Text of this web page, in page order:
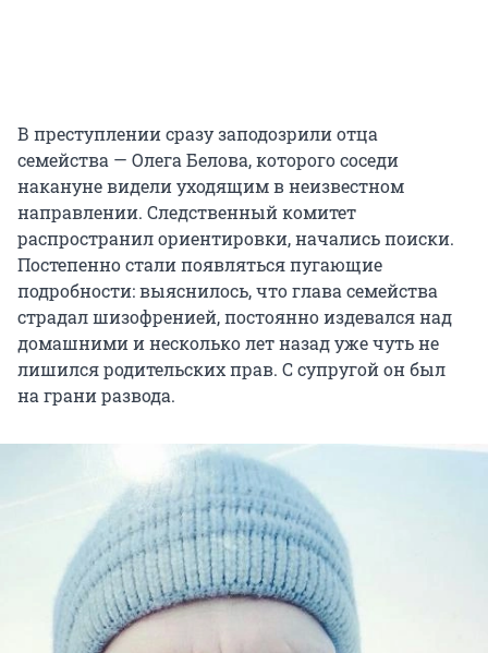
В преступлении сразу заподозрили отца
семейства — Олега Белова, которого соседи
накануне видели уходящим в неизвестном
направлении. Следственный комитет
распространил ориентировки, начались поиски.
Постепенно стали появляться пугающие
подробности: выяснилось, что глава семейства
страдал шизофренией, постоянно издевался над
домашними и несколько лет назад уже чуть не
лишился родительских прав. С супругой он был
на грани развода.